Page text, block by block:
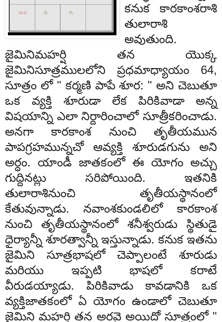
కనుక
కారకాంశరాశి
తులారాశి
అవుతుంది.
జైమినిమహర్షి తన
యొక్క
జైమినిసూత్రములలోని
ప్రధమాధ్యాయం 64,
సూత్రం లో" కర్మణి పాపే శూర: "అని చెబుతూ
ఒక
వ్యక్తి శూరుడా లేక పిరికివాడా
అన్న
విషయాన్ని ఎలా నిర్దారించాలో సూత్రీకరించాడు.
అనగా
కారకాంశ నుంచి
తృతీయమున
పాపగ్రహమున్నచో ఆవ్యక్తి శూరుడగును
అని
అర్ధం. యాండీ జాతకంలో ఈ యోగం అచ్చు
గుద్దినట్లు
సరిపోయింది. ఇతనికి
తులారాశినుంచి
తృతీయస్థానంలో
కేతువున్నాడు. నవాంశకుండలిలో
కారకాంశ
నుంచి తృతీయస్థానంలో శనీశ్వరుడు
స్థితుడై
ధైర్యాన్నీ శూరత్వాన్నీ ఇస్తున్నాడు. కనుక ఇతను
జైమిని
సూత్రభాషలో చెప్పాలంటేశూరుడు
మరియు
ఇప్పటి భాషలో
కరాటే
వీరుడయ్యాడు. పిరికివాడు కావడానికి
ఒక
వ్యక్తిజాతకంలో ఏ యోగం ఉండాలో చెబుతూ
జైమిని మహర్షి తన అరవై అయిదో సూత్రంలో"